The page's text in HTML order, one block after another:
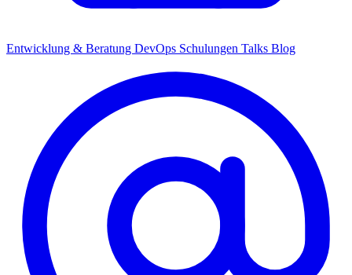
Entwicklung & Beratung DevOps Schulungen Talks Blog